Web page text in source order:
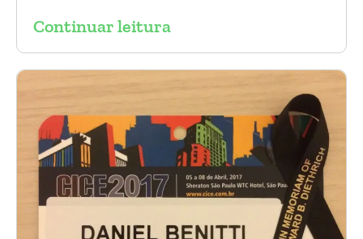
Continuar leitura